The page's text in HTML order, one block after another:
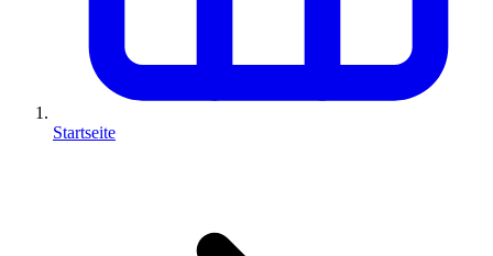
Startseite